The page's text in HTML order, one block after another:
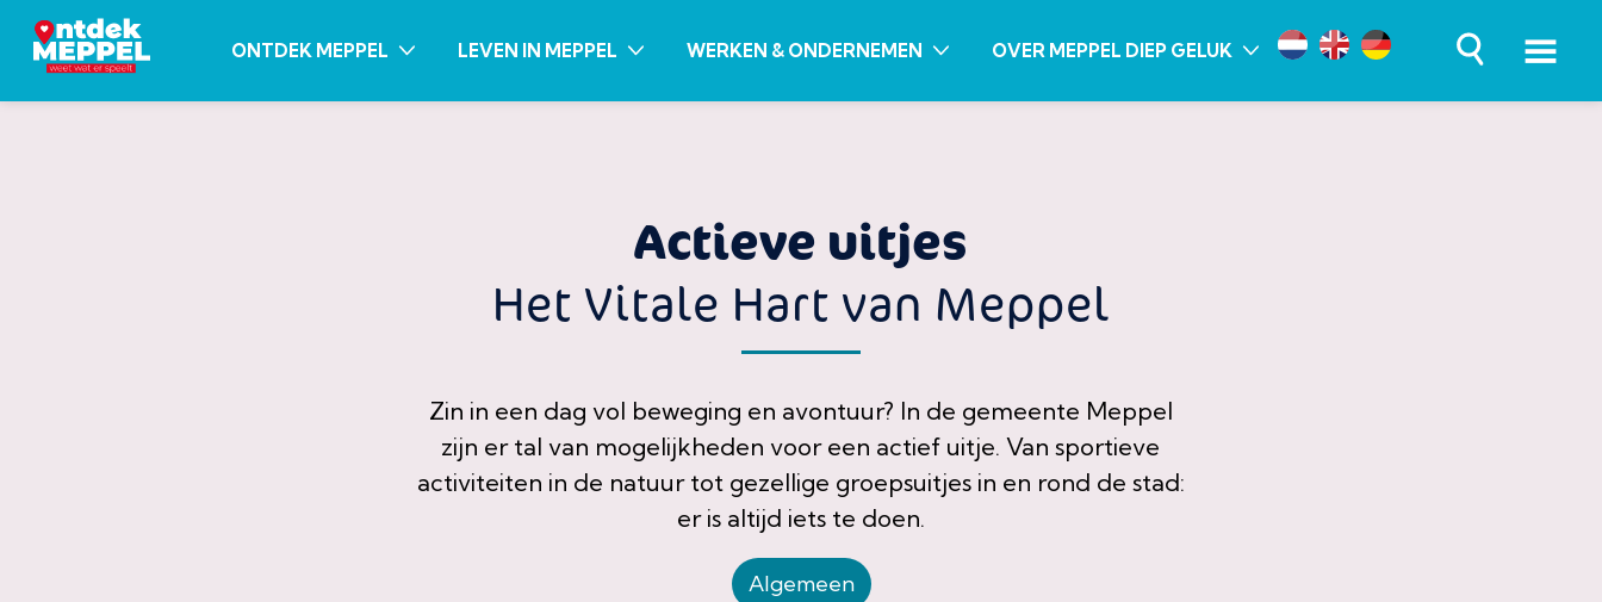
ONTDEK MEPPEL LEVEN IN MEPPEL WERKEN & ONDERNEMEN OVER MEPPEL DIEP GELUK
Actieve uitjes
Het Vitale Hart van Meppel
Zin in een dag vol beweging en avontuur? In de gemeente Meppel
zijn er tal van mogelijkheden voor een actief uitje. Van sportieve
activiteiten in de natuur tot gezellige groepsuitjes in en rond de stad:
er is altijd iets te doen.
Algemeen